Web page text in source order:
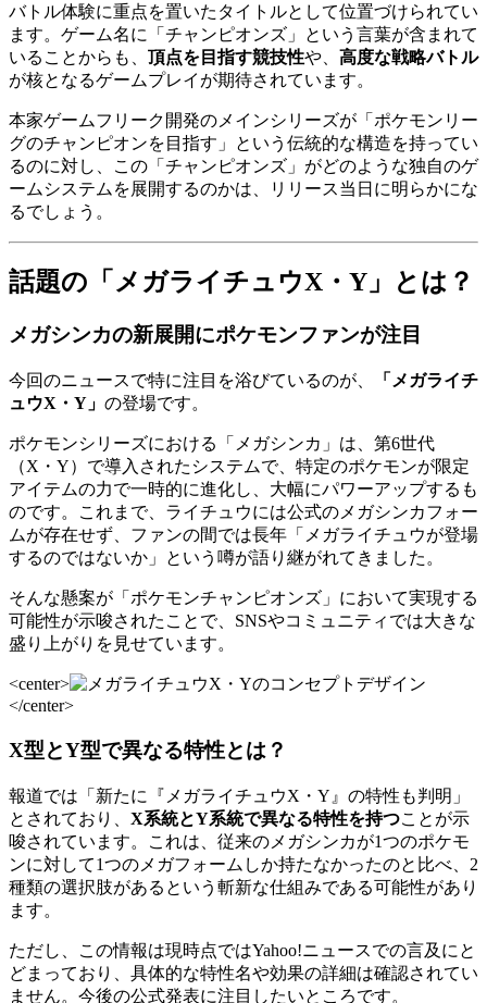
バトル体験に重点を置いたタイトルとして位置づけられてい
ます。ゲーム名に「チャンピオンズ」という言葉が含まれて
いることからも、 頂点を目指す競技性や、 高度な戦略バトル
が核となるゲームプレイが期待されています。
本家ゲームフリーク開発のメインシリーズが「ポケモンリー
グのチャンピオンを目指す」という伝統的な構造を持ってい
るのに対し、この「チャンピオンズ」がどのような独自のゲ
ームシステムを展開するのかは、リリース当日に明らかにな
るでしょう。
話題の「メガライチュウX・Y」とは？
メガシンカの新展開にポケモンファンが注目
今回のニュースで特に注目を浴びているのが、
「メガライチ
ュウX・Y」 の登場です。
ポケモンシリーズにおける「メガシンカ」は、第6世代
（X・Y）で導入されたシステムで、特定のポケモンが限定
アイテムの力で一時的に進化し、大幅にパワーアップするも
のです。これまで、ライチュウには公式のメガシンカフォー
ムが存在せず、ファンの間では長年「メガライチュウが登場
するのではないか」という噂が語り継がれてきました。
そんな懸案が「ポケモンチャンピオンズ」において実現する
可能性が示唆されたことで、SNSやコミュニティでは大きな
盛り上がりを見せています。
<center>
</center>
X型とY型で異なる特性とは？
報道では「新たに『メガライチュウX・Y』の特性も判明」
とされており、 X系統とY系統で異なる特性を持つことが示
唆されています。これは、従来のメガシンカが1つのポケモ
ンに対して1つのメガフォームしか持たなかったのと比べ、2
種類の選択肢があるという斬新な仕組みである可能性があり
ます。
ただし、この情報は現時点ではYahoo!ニュースでの言及にと
どまっており、具体的な特性名や効果の詳細は確認されてい
ません。今後の公式発表に注目したいところです。